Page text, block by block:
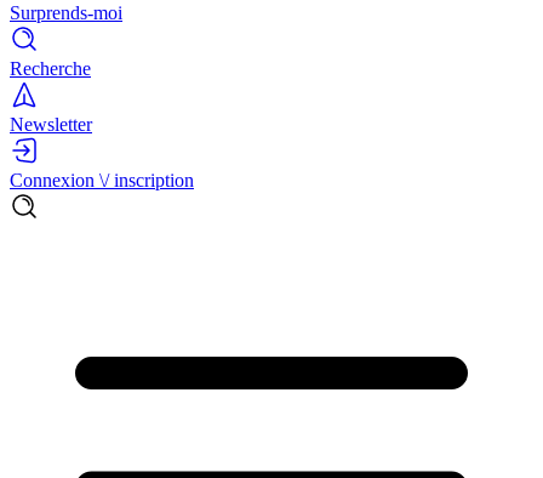
Surprends-moi
Recherche
Newsletter
Connexion \/ inscription